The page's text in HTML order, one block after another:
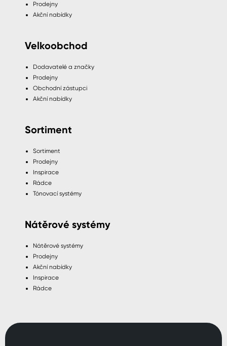
Prodejny
Akční nabídky
Velkoobchod
Dodavatelé a značky
Prodejny
Obchodní zástupci
Akční nabídky
Sortiment
Sortiment
Prodejny
Inspirace
Rádce
Tónovací systémy
Nátěrové systémy
Nátěrové systémy
Prodejny
Akční nabídky
Inspirace
Rádce